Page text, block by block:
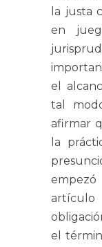
la justa
en
el
tal
afirmar
la
el